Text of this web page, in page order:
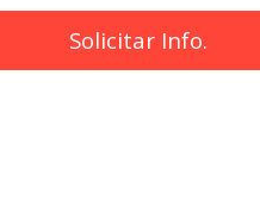
Solicitar Info.